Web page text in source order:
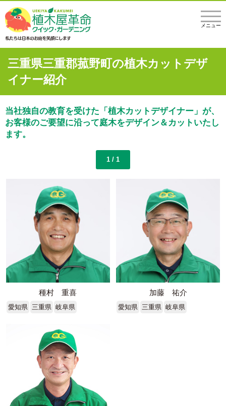
メニュー
三重県三重郡菰野町の植木カットデザ
イナー紹介
当社独自の教育を受けた「植木カットデザイナー」が、
お客様のご要望に沿って庭木をデザイン＆カットいたし
ます。
1 / 1
種村 重喜
愛知県 三重県 岐阜県
加藤 祐介
愛知県 三重県 岐阜県